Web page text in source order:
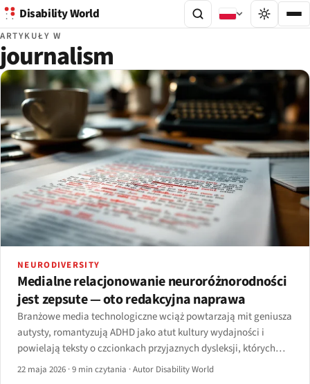
Disability World
ARTYKUŁY W
journalism
NEURODIVERSITY
Medialne relacjonowanie neuroróżnorodności
jest zepsute — oto redakcyjna naprawa
Branżowe media technologiczne wciąż powtarzają mit geniusza
autysty, romantyzują ADHD jako atut kultury wydajności i
powielają teksty o czcionkach przyjaznych dysleksji, których
badania nie potwierdzają. Język wspólnoty od dawna się
22 maja 2026 ·9 min czytania ·Autor Disability World